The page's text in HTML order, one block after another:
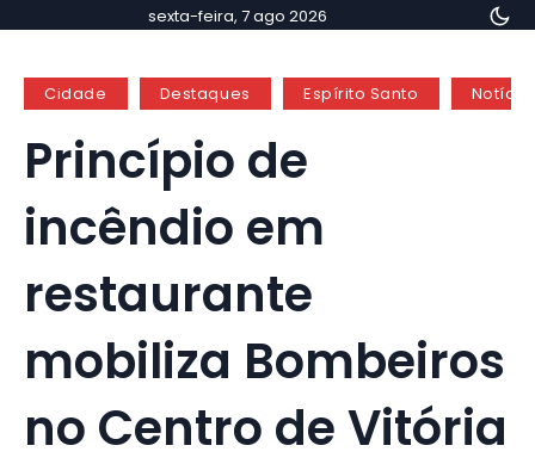
sexta-feira, 7 ago 2026
Cidade Destaques Espírito Santo
Princípio de
incêndio em
restaurante
mobiliza Bombeiros
no Centro de Vitória